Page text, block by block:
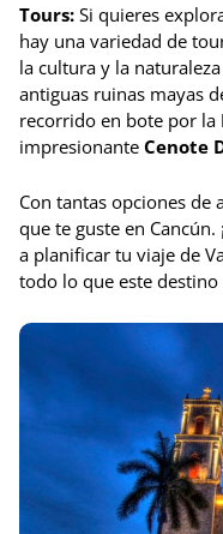
Tours: Si quieres
hay una variedad de
la cultura y la
antiguas ruinas mayas
recorrido en bote por la
impresionante Cenote
Con tantas opciones de
que te guste en
a planificar tu viaje de
todo lo que este